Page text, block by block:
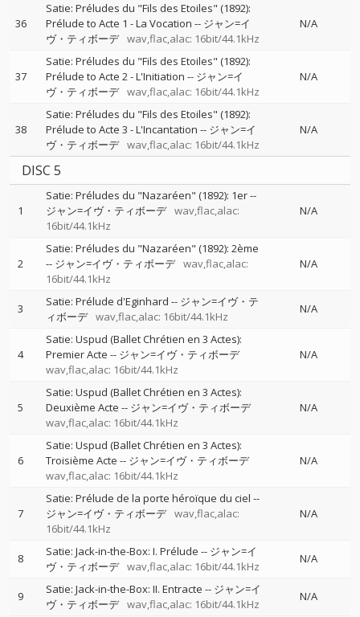
36
Satie: Préludes du "Fils des Etoiles" (1892):
Prélude to Acte 1 - La Vocation -- ジャン=イ
ヴ・ティボーデ wav,flac,alac: 16bit/44.1kHz
N/A
37
Satie: Préludes du "Fils des Etoiles" (1892):
Prélude to Acte 2 - L'Initiation -- ジャン=イ
ヴ・ティボーデ wav,flac,alac: 16bit/44.1kHz
N/A
38
Satie: Préludes du "Fils des Etoiles" (1892):
Prélude to Acte 3 - L'Incantation -- ジャン=イ
ヴ・ティボーデ wav,flac,alac: 16bit/44.1kHz
N/A
DISC 5
1
Satie: Préludes du "Nazaréen" (1892): 1er--
ジャン=イヴ・ティボーデ wav,flac,alac:
16bit/44.1kHz
N/A
2
Satie: Préludes du "Nazaréen" (1892): 2ème
-- ジャン=イヴ・ティボーデ wav,flac,alac:
16bit/44.1kHz
N/A
3 Satie: Prélude d'Eginhard -- ジャン=イヴ・テ
ィボーデ wav,flac,alac: 16bit/44.1kHz
N/A
4
Satie: Uspud (Ballet Chrétien en 3 Actes):
Premier Acte -- ジャン=イヴ・ティボーデ
wav,flac,alac: 16bit/44.1kHz
N/A
5
Satie: Uspud (Ballet Chrétien en 3 Actes):
Deuxième Acte -- ジャン=イヴ・ティボーデ
wav,flac,alac: 16bit/44.1kHz
N/A
6
Satie: Uspud (Ballet Chrétien en 3 Actes):
Troisième Acte -- ジャン=イヴ・ティボーデ
wav,flac,alac: 16bit/44.1kHz
N/A
7
Satie: Prélude de la porte héroïque du ciel --
ジャン=イヴ・ティボーデ wav,flac,alac:
16bit/44.1kHz
N/A
8 Satie: Jack-in-the-Box: I. Prélude -- ジャン=イ
ヴ・ティボーデ wav,flac,alac: 16bit/44.1kHz
N/A
9 Satie: Jack-in-the-Box: II. Entracte -- ジャン=イ
ヴ・ティボーデ wav,flac,alac: 16bit/44.1kHz
N/A